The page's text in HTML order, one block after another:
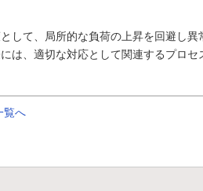
して、局所的な負荷の上昇を回避し異
は、適切な対応として関連するプロセ
覧へ